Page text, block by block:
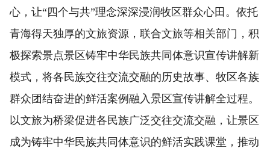
心，让“四个与共”理念深深浸润牧区群众心田。依托
青海得天独厚的文旅资源，联合文旅等相关部门，积
极探索景点景区铸牢中华民族共同体意识宣传讲解新
模式，将各民族交往交流交融的历史故事、牧区各族
群众团结奋进的鲜活案例融入景区宣传讲解全过程。
以文旅为桥梁促进各民族广泛交往交流交融，让景区
成为铸牢中华民族共同体意识的鲜活实践课堂，推动